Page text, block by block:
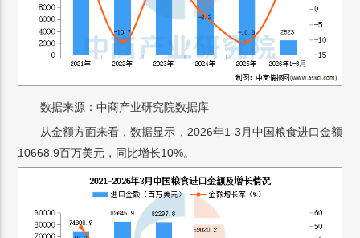
数据来源：中商产业研究院数据库
从金额方面来看，数据显示，2026年1-3月中国粮食进口金额
10668.9百万美元，同比增长10%。